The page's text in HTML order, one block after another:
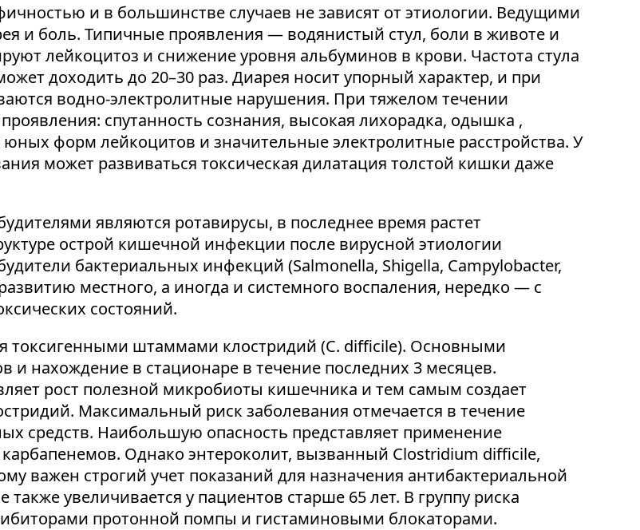
и в большинстве случаев не зависят от этиологии. Ведущими
и боль. Типичные проявления — водянистый стул, боли в животе и
лейкоцитоз и снижение уровня альбуминов в крови. Частота стула
доходить до 20–30 раз. Диарея носит упорный характер, и при
водно-электролитные нарушения. При тяжелом течении
спутанность сознания, высокая лихорадка, одышка ,
форм лейкоцитов и значительные электролитные расстройства. У
может развиваться токсическая дилатация толстой кишки даже
являются ротавирусы, в последнее время растет
острой кишечной инфекции после вирусной этиологии
бактериальных инфекций (Salmonella, Shigellа, Campуlobacter,
местного, а иногда и системного воспаления, нередко — с
состояний.
токсигенными штаммами клостридий (C. difficile). Основными
и нахождение в стационаре в течение последних 3 месяцев.
рост полезной микробиоты кишечника и тем самым создает
Максимальный риск заболевания отмечается в течение
средств. Наибольшую опасность представляет применение
Однако энтероколит, вызванный Clostridium difficile,
важен строгий учет показаний для назначения антибактериальной
увеличивается у пациентов старше 65 лет. В группу риска
протонной помпы и гистаминовыми блокаторами.